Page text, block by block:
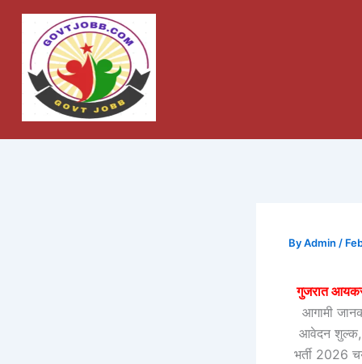
Skip
content
ByAdmin /
गुजरात
आगामी
आवेदन शुल्क,
भर्ती 2026